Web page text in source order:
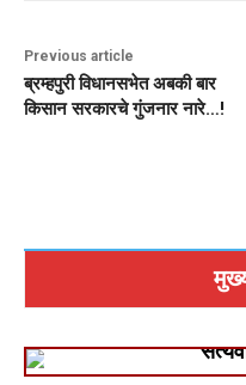
Previous article
ब्रम्हपुरी विधानसभेत अबकी बार
किसान सरकारचे गुंजनार नारे…!